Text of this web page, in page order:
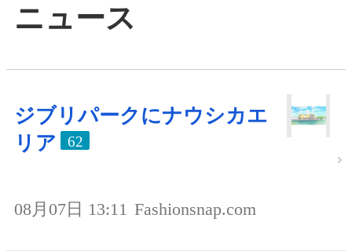
ニュース
ジブリパークにナウシカエ
リア
62
08月07日 13:11 Fashionsnap.com